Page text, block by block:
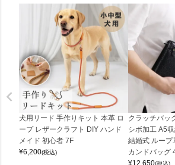
犬用リード 手作りキット 本革 ロ
ープ レザークラフト DIY ハンド
メイド 初心者 7F
¥6,200(税込)
クラッチバッ
シボ加工 A5
結婚式 ループ
カンドバッグ
¥12,650(税込)